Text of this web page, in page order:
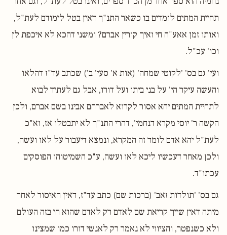
תחיית המתים לומדים בו כשאר התנ"ך דאין בטל לימודם לעת"ל,
ואותו זמן אאע"ה חי ואיך קורין אברם? ומשני דהכא לא איכפת לן
וכו' עכ"ל.
ועי' גם בס' 'לקוטי שמחה' (אות א' סעי' ב') שכתב עד"ז דהלאו
והעשה עיקר הי' על בני ביתו ועל דורו, אבל גם לעתיד לבוא
לתחיית המתים יהא אסור לקרוא לאברהם אבינו בשם אברם, ולכן
הקשה ר' יוסי מקרא דנחמי', דהרי התנ"ך לא יתבטלו אז, וא"כ
לעת"ל יהא אדם לומד זה המקרא, ונמצא דיעבור על לאו ועשה,
ולכן מאחר דעכשיו ליכא לאו ועשה, ע"כ השמיטוהו הפוסקים
עכתו"ד.
גם בס' 'תולדות זאב' (ברכות שם) כתב עד"ז, דאין האיסור לאחר
מיתה דאין שייך קריאת שם לאדם רק לאדם שהוא חי בזה העולם
ולא כשנפטר, והציווי לא נאמר רק לאנשי דורו כמו שמצינו